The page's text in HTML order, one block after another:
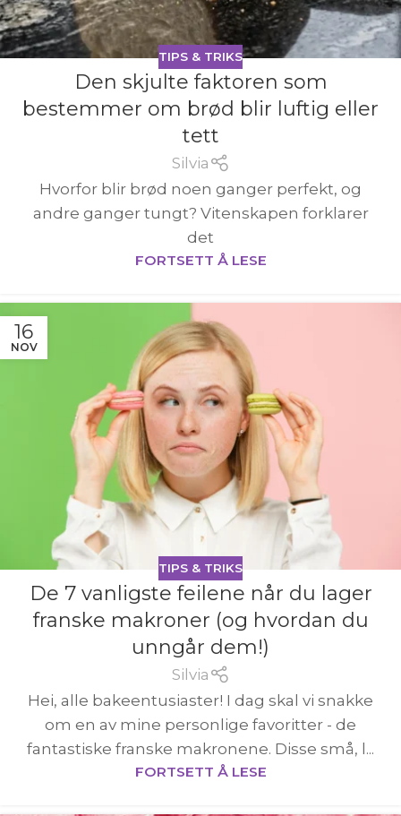
TIPS & TRIKS
Den skjulte faktoren som
bestemmer om brød blir luftig eller
tett
Silvia
Hvorfor blir brød noen ganger perfekt, og
andre ganger tungt? Vitenskapen forklarer
det
FORTSETT Å LESE
16
NOV
TIPS & TRIKS
De 7 vanligste feilene når du lager
franske makroner (og hvordan du
unngår dem!)
Silvia
Hei, alle bakeentusiaster! I dag skal vi snakke
om en av mine personlige favoritter - de
fantastiske franske makronene. Disse små, l...
FORTSETT Å LESE